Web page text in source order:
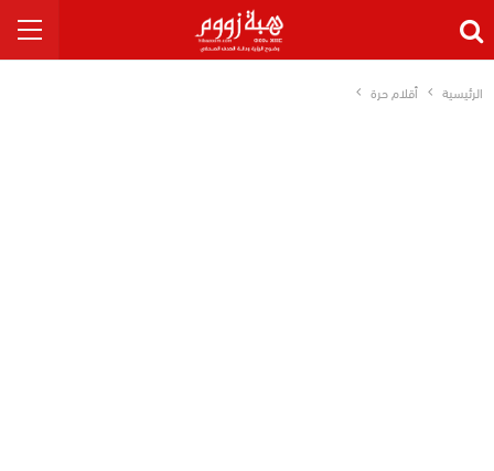
الرئيسية أقلام حرة